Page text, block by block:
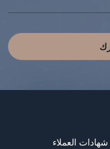
شهادات العملاء